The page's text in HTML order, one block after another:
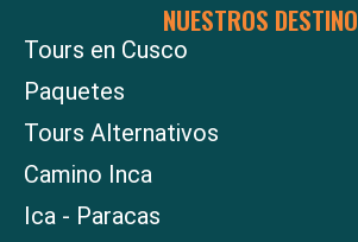
NUESTROS
Tours en Cusco
Paquetes
Tours Alternativos
Camino Inca
Ica - Paracas